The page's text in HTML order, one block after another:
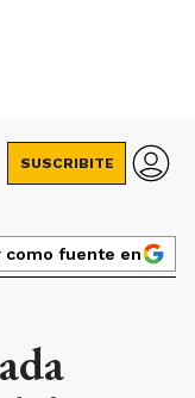
SUSCRIBITE
como fuente en